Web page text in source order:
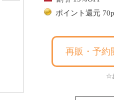
ポイント還元
再販・予約
☆